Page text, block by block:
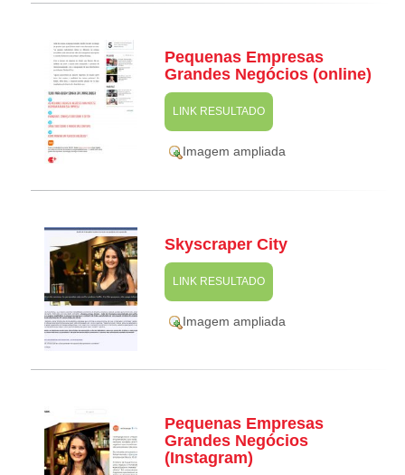
Pequenas Empresas
Grandes Negócios (online)
LINK RESULTADO
Imagem ampliada
Skyscraper City
LINK RESULTADO
Imagem ampliada
Pequenas Empresas
Grandes Negócios
(Instagram)